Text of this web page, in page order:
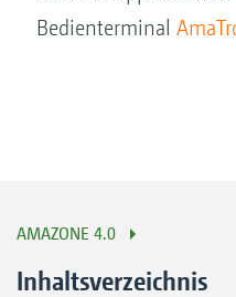
Bedienterminal
AMAZONE 4.0
Inhaltsverzeichnis